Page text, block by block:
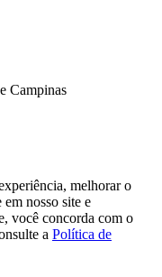
Campinas
melhorar o
nosso site e
você concorda com o
a Política de